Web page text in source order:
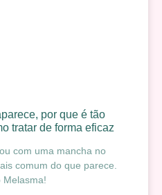
por que é tão
tratar de forma eficaz
com uma mancha no
comum do que parece.
Melasma!